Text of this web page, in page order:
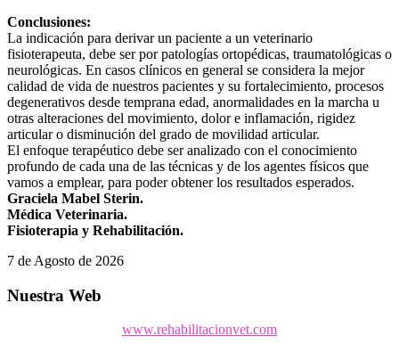
Conclusiones:
La indicación para derivar un paciente a un veterinario
fisioterapeuta, debe ser por patologías ortopédicas, traumatológicas o
neurológicas. En casos clínicos en general se considera la mejor
calidad de vida de nuestros pacientes y su fortalecimiento, procesos
degenerativos desde temprana edad, anormalidades en la marcha u
otras alteraciones del movimiento, dolor e inflamación, rigidez
articular o disminución del grado de movilidad articular.
El enfoque terapéutico debe ser analizado con el conocimiento
profundo de cada una de las técnicas y de los agentes físicos que
vamos a emplear, para poder obtener los resultados esperados.
Graciela Mabel Sterin.
Médica Veterinaria.
Fisioterapia y Rehabilitación.
7 de Agosto de 2026
Nuestra Web
www.rehabilitacionvet.com